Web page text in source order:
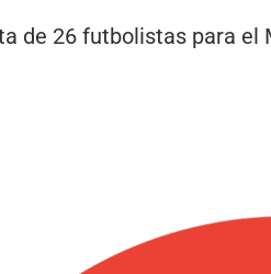
de 26 futbolistas para el